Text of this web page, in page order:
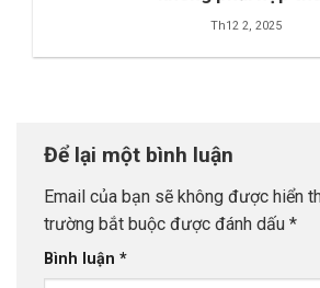
Th12 2, 2025
Để lại một bình luận
Email của bạn sẽ không được hiển
trường bắt buộc được đánh dấu *
Bình luận *